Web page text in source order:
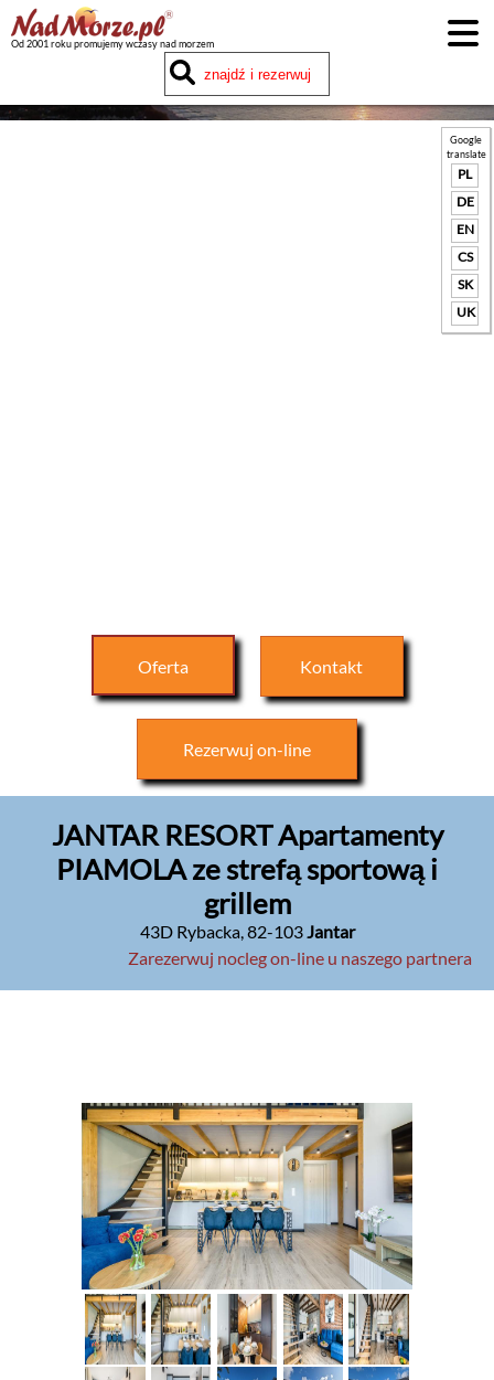
Od 2001 roku promujemy wczasy nad morzem
Google
translate
PL
DE
EN
CS
SK
UK
Oferta Kontakt
Rezerwuj on-line
JANTAR RESORT Apartamenty
PIAMOLA ze strefą sportową i
grillem
43D Rybacka,82-103Jantar
Zarezerwuj nocleg on-line u naszego partnera